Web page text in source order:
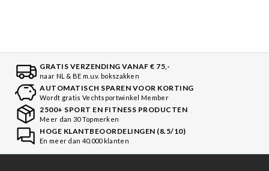
GRATIS VERZENDING VANAF € 75,-
naar NL & BE m.u.v. bokszakken
AUTOMATISCH SPAREN VOOR KORTING
Wordt gratis Vechtsportwinkel Member
2500+ SPORT EN FITNESS PRODUCTEN
Meer dan 30 Topmerken
HOGE KLANTBEOORDELINGEN (8.5/10)
En meer dan 40.000 klanten